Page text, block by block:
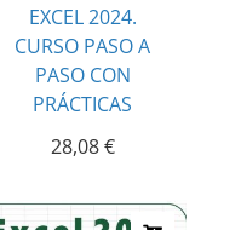
EXCEL 2024.
CURSO PASO A
PASO CON
PRÁCTICAS
28,08€